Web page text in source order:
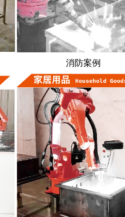
消防案例